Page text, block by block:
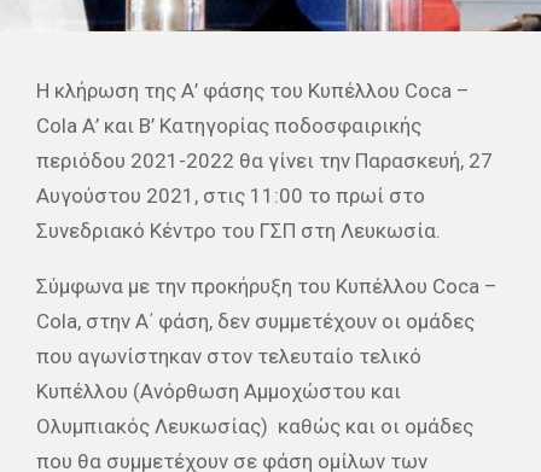
H κλήρωση της Α’ φάσης του Κυπέλλου Coca –
Cola Α’ και Β’ Κατηγορίας ποδοσφαιρικής
περιόδου 2021-2022 θα γίνει την Παρασκευή, 27
Αυγούστου 2021, στις 11:00 το πρωί στο
Συνεδριακό Κέντρο του ΓΣΠ στη Λευκωσία.
Σύμφωνα με την προκήρυξη του Κυπέλλου Coca –
Cola, στην Α΄ φάση, δεν συμμετέχουν οι ομάδες
που αγωνίστηκαν στον τελευταίο τελικό
Κυπέλλου (Ανόρθωση Αμμοχώστου και
Ολυμπιακός Λευκωσίας) καθώς και οι ομάδες
που θα συμμετέχουν σε φάση ομίλων των